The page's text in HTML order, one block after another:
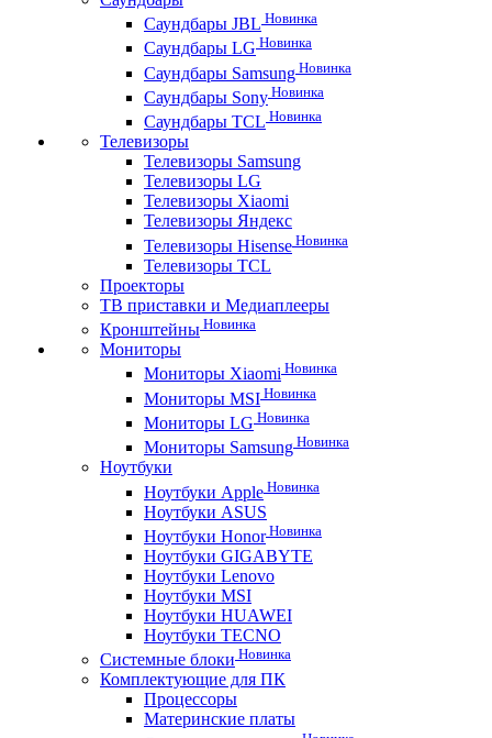
Саундбары JBL Новинка
Саундбары LG Новинка
Саундбары Samsung Новинка
Саундбары Sony Новинка
Саундбары TCL Новинка
Телевизоры
Телевизоры Samsung
Телевизоры LG
Телевизоры Xiaomi
Телевизоры Яндекс
Телевизоры Hisense Новинка
Телевизоры TCL
Проекторы
ТВ приставки и Медиаплееры
Кронштейны Новинка
Мониторы
Мониторы Xiaomi Новинка
Мониторы MSI Новинка
Мониторы LG Новинка
Мониторы Samsung Новинка
Ноутбуки
Ноутбуки Apple Новинка
Ноутбуки ASUS
Ноутбуки HonorНовинка
Ноутбуки GIGABYTE
Ноутбуки Lenovo
Ноутбуки MSI
Ноутбуки HUAWEI
Ноутбуки TECNO
Системные блоки Новинка
Комплектующие для ПК
Процессоры
Материнские платы